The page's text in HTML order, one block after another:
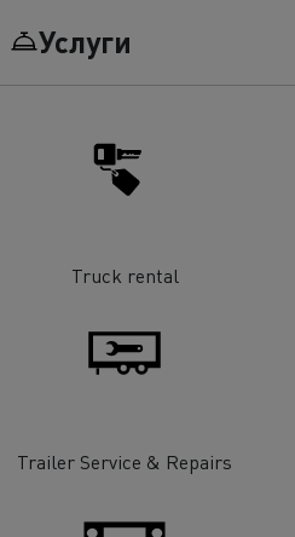
Услуги
Truck rental
Trailer Service & Repairs